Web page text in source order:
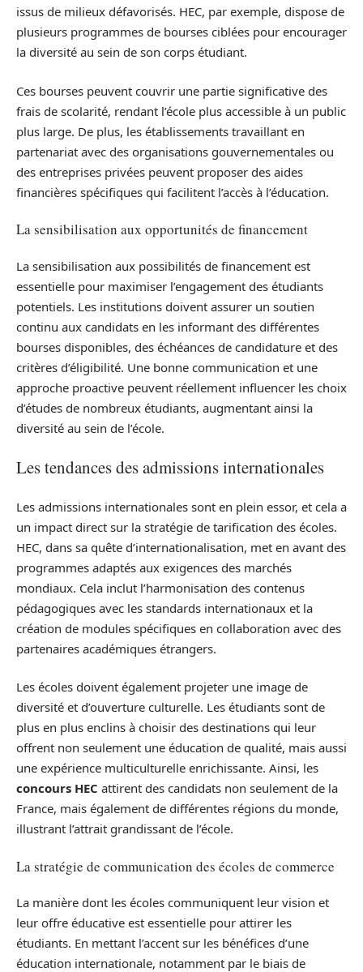
issus de milieux défavorisés. HEC, par exemple, dispose de
plusieurs programmes de bourses ciblées pour encourager
la diversité au sein de son corps étudiant.
Ces bourses peuvent couvrir une partie significative des
frais de scolarité, rendant l’école plus accessible à un public
plus large. De plus, les établissements travaillant en
partenariat avec des organisations gouvernementales ou
des entreprises privées peuvent proposer des aides
financières spécifiques qui facilitent l’accès à l’éducation.
La sensibilisation aux opportunités de financement
La sensibilisation aux possibilités de financement est
essentielle pour maximiser l’engagement des étudiants
potentiels. Les institutions doivent assurer un soutien
continu aux candidats en les informant des différentes
bourses disponibles, des échéances de candidature et des
critères d’éligibilité. Une bonne communication et une
approche proactive peuvent réellement influencer les choix
d’études de nombreux étudiants, augmentant ainsi la
diversité au sein de l’école.
Les tendances des admissions internationales
Les admissions internationales sont en plein essor, et cela a
un impact direct sur la stratégie de tarification des écoles.
HEC, dans sa quête d’internationalisation, met en avant des
programmes adaptés aux exigences des marchés
mondiaux. Cela inclut l’harmonisation des contenus
pédagogiques avec les standards internationaux et la
création de modules spécifiques en collaboration avec des
partenaires académiques étrangers.
Les écoles doivent également projeter une image de
diversité et d’ouverture culturelle. Les étudiants sont de
plus en plus enclins à choisir des destinations qui leur
offrent non seulement une éducation de qualité, mais aussi
une expérience multiculturelle enrichissante. Ainsi, les
concours HEC attirent des candidats non seulement de la
France, mais également de différentes régions du monde,
illustrant l’attrait grandissant de l’école.
La stratégie de communication des écoles de commerce
La manière dont les écoles communiquent leur vision et
leur offre éducative est essentielle pour attirer les
étudiants. En mettant l’accent sur les bénéfices d’une
éducation internationale, notamment par le biais de